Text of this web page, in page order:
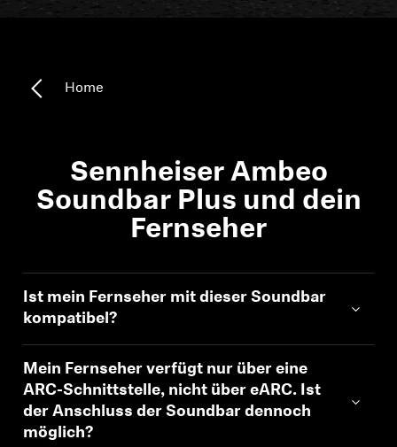
TV-Kopfhörer
Ressourcen zum Thema Hören
Soundbars
AMBEO Soundbars und Subs
Home
Sennheiser Ambeo
Soundbar Plus und dein
Fernseher
Ist mein Fernseher mit dieser Soundbar
kompatibel?
Mein Fernseher verfügt nur über eine
ARC-Schnittstelle, nicht über eARC. Ist
der Anschluss der Soundbar dennoch
möglich?